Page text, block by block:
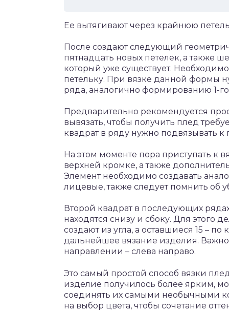
Ее вытягивают через крайнюю
После создают следующий
пятнадцать новых петелек, а также
который уже существует.
петельку. При вязке данной формы
ряда, аналогично формированию 1-го
Предварительно рекомендуется
вывязать, чтобы получить плед
квадрат в ряду нужно подвязывать
На этом моменте пора приступать к
верхней кромке, а также
Элемент необходимо создавать
лицевые, также следует помнить об
Второй квадрат в последующих
находятся снизу и сбоку. Для этого
создают из угла, а оставшиеся 15 –
дальнейшее вязание изделия. Важно
направлении – слева направо.
Это самый простой способ вязки
изделие получилось более ярким,
соединять их самыми необычными
на выбор цвета, чтобы сочетание